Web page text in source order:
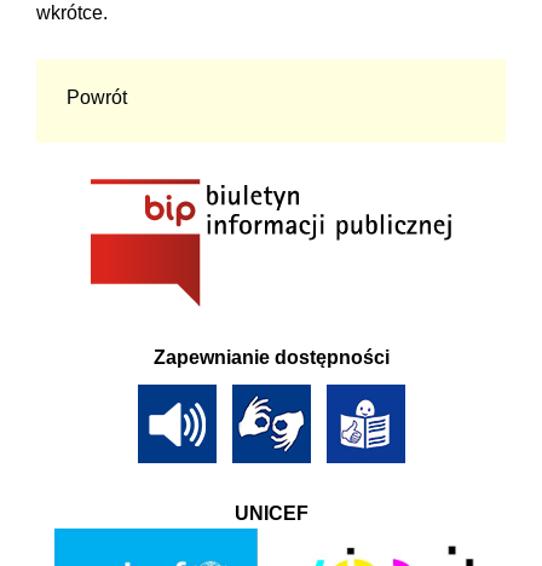
wkrótce.
Powrót
Zapewnianie dostępności
UNICEF